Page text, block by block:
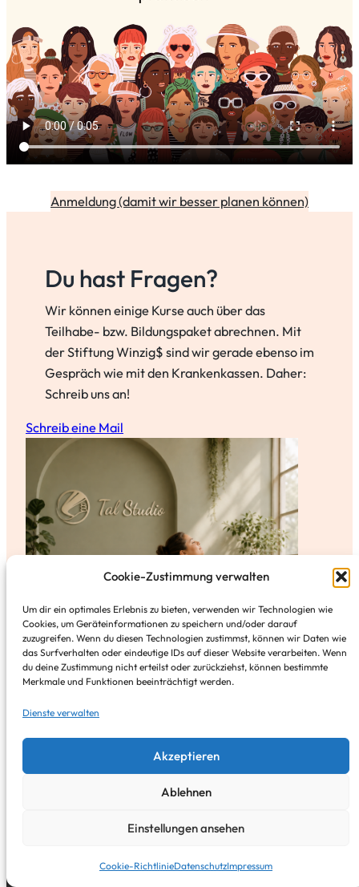
Cookie-Zustimmung verwalten
Um dir ein optimales Erlebnis zu bieten, verwenden wir Technologien wie
Cookies, um Geräteinformationen zu speichern und/oder darauf
zuzugreifen. Wenn du diesen Technologien zustimmst, können wir Daten wie
das Surfverhalten oder eindeutige IDs auf dieser Website verarbeiten. Wenn
du deine Zustimmung nicht erteilst oder zurückziehst, können bestimmte
Merkmale und Funktionen beeinträchtigt werden.
Dienste verwalten
Akzeptieren
Ablehnen
Einstellungen ansehen
Cookie-RichtlinieDatenschutzImpressum
Anmeldung (damit wir besser planen können)
Du hast Fragen?
Wir können einige Kurse auch über das
Teilhabe- bzw. Bildungspaket abrechnen. Mit
der Stiftung Winzig$ sind wir gerade ebenso im
Gespräch wie mit den Krankenkassen. Daher:
Schreib uns an!
Schreib eine Mail